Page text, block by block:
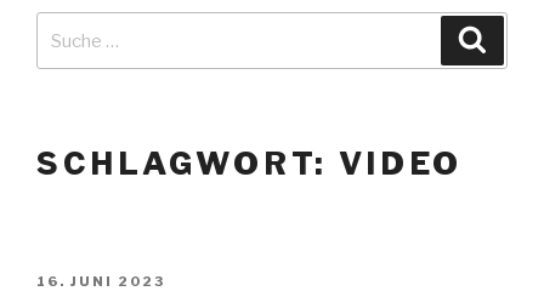
SCHLAGWORT: VIDEO
VERÖFFENTLICHT
16. JUNI 2023